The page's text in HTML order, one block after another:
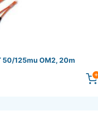
50/125mu OM2, 20m